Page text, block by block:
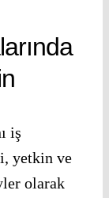
iş
yetkin ve
olarak